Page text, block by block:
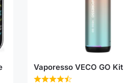
Vaporesso VECO GO Kit